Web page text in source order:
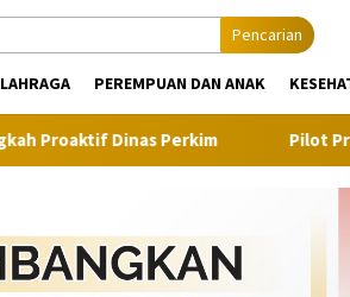
Pencarian
PEREMPUAN DAN ANAK
Perkim Pilot Project,